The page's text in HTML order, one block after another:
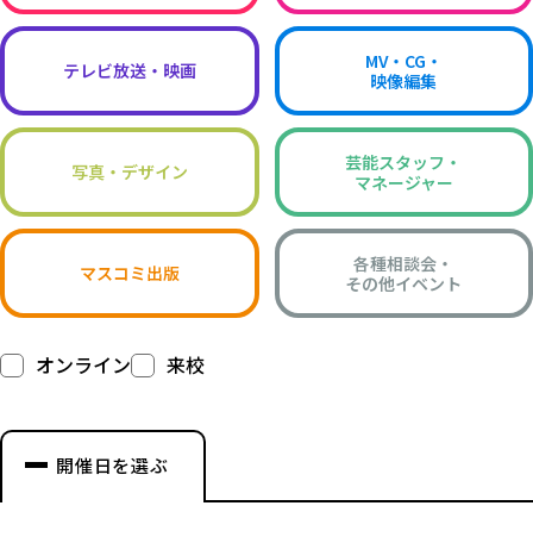
テレビ放送・映画
MV・CG・
映像編集
写真・デザイン
芸能スタッフ・
マネージャー
マスコミ出版
各種相談会・
その他イベント
オンライン 来校
開催日を選ぶ